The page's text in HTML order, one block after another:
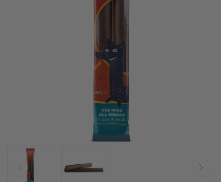
Vul hem met producten.